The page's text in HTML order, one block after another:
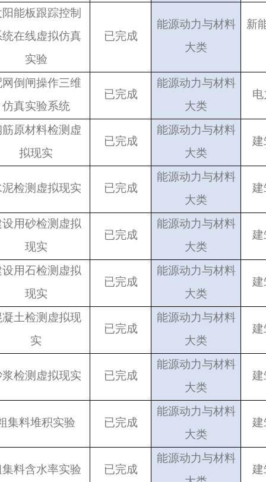
能板跟踪控制
在线虚拟仿真
实验
已完成
能源动力与材料
大类
新
倒闸操作三维
仿真实验系统
已完成
能源动力与材料
大类
原材料检测虚
拟现实
已完成
能源动力与材料
大类
建
检测虚拟现实 已完成
能源动力与材料
大类
建
用砂检测虚拟
现实
已完成
能源动力与材料
大类
建
用石检测虚拟
现实
已完成
能源动力与材料
大类
建
土检测虚拟现
实
已完成
能源动力与材料
大类
建
检测虚拟现实 已完成
能源动力与材料
大类
建
集料堆积实验 已完成
能源动力与材料
大类
建
料含水率实验 已完成
能源动力与材料
建